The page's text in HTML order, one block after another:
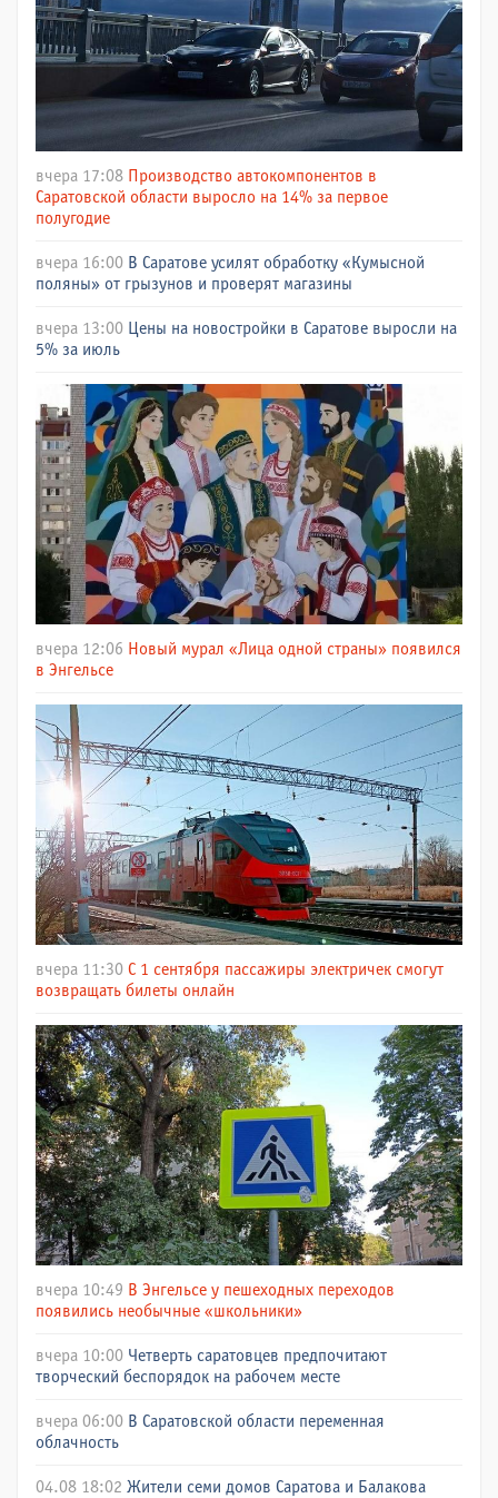
вчера 17:08 Производство автокомпонентов в
Саратовской области выросло на 14% за первое
полугодие
вчера 16:00 В Саратове усилят обработку «Кумысной
поляны» от грызунов и проверят магазины
вчера 13:00
Цены на новостройки в Саратове выросли на
5% за июль
вчера 12:06 Новый мурал «Лица одной страны» появился
в Энгельсе
вчера 11:30 С 1 сентября пассажиры электричек смогут
возвращать билеты онлайн
вчера 10:49 В Энгельсе у пешеходных переходов
появились необычные «школьники»
вчера 10:00 Четверть саратовцев предпочитают
творческий беспорядок на рабочем месте
вчера 06:00 В Саратовской области переменная
облачность
04.08 18:02 Жители семи домов Саратова и Балакова